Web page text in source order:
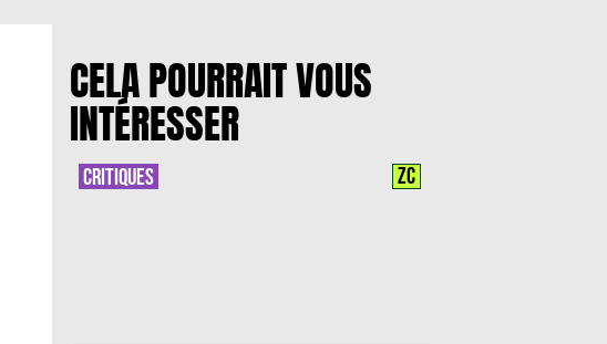
CELA POURRAIT VOUS
INTÉRESSER
CRITIQUES ZC